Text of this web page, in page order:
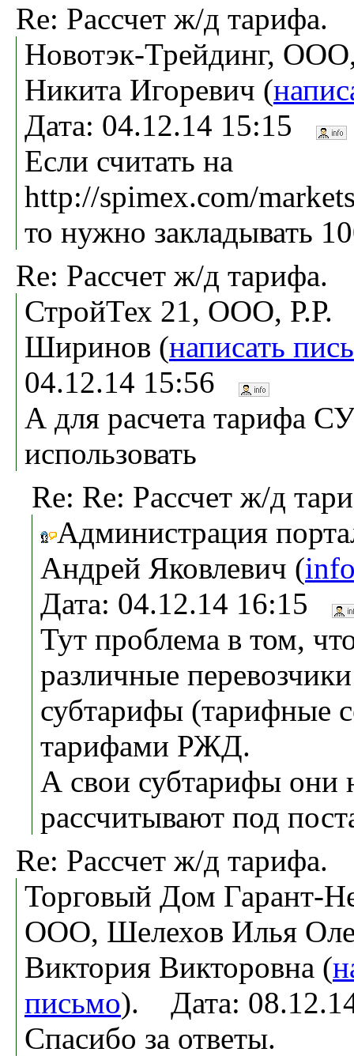
Re: Рассчет ж/д тарифа.
Новотэк-Трейдинг,
Никита Игоревич (
Дата: 04.12.14 15:15
Если считать на
http://spimex.com/
то нужно закладывать
Re: Рассчет ж/д тарифа.
СтройТех 21, ООО, Р.Р.
Ширинов (написать
04.12.14 15:56
А для расчета тарифа
использовать
Re: Re: Рассчет ж/д
Администрация
Андрей Яковлевич (
Дата: 04.12.14 16:15
Тут проблема в том,
различные
субтарифы (тарифные
тарифами РЖД.
А свои субтарифы они
рассчитывают под
Re: Рассчет ж/д тарифа.
Торговый Дом Гарант-
ООО, Шелехов Илья
Виктория Викторовна (
письмо). Дата:
Спасибо за ответы.